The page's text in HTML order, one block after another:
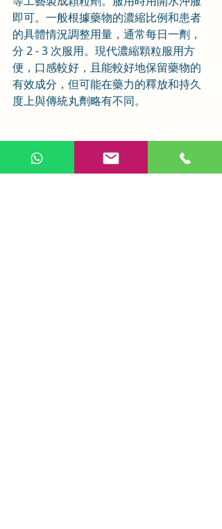
即可。一般根據藥物的濃縮比例和患者
的具體情況調整用量，通常每日一劑，
分 2 - 3 次服用。現代濃縮顆粒服用方
便，口感較好，且能較好地保留藥物的
有效成分，但可能在藥力的釋放和持久
度上與傳統丸劑略有不同。